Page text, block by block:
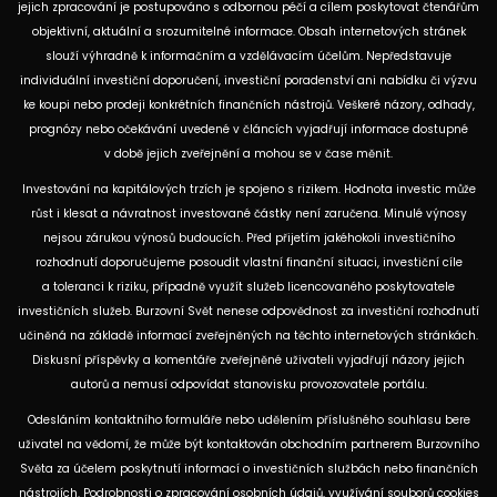
jejich zpracování je postupováno s odbornou péčí a cílem poskytovat čtenářům
objektivní, aktuální a srozumitelné informace. Obsah internetových stránek
slouží výhradně k informačním a vzdělávacím účelům. Nepředstavuje
individuální investiční doporučení, investiční poradenství ani nabídku či výzvu
ke koupi nebo prodeji konkrétních finančních nástrojů. Veškeré názory, odhady,
prognózy nebo očekávání uvedené v článcích vyjadřují informace dostupné
v době jejich zveřejnění a mohou se v čase měnit.
Investování na kapitálových trzích je spojeno s rizikem. Hodnota investic může
růst i klesat a návratnost investované částky není zaručena. Minulé výnosy
nejsou zárukou výnosů budoucích. Před přijetím jakéhokoli investičního
rozhodnutí doporučujeme posoudit vlastní finanční situaci, investiční cíle
a toleranci k riziku, případně využít služeb licencovaného poskytovatele
investičních služeb. Burzovní Svět nenese odpovědnost za investiční rozhodnutí
učiněná na základě informací zveřejněných na těchto internetových stránkách.
Diskusní příspěvky a komentáře zveřejněné uživateli vyjadřují názory jejich
autorů a nemusí odpovídat stanovisku provozovatele portálu.
Odesláním kontaktního formuláře nebo udělením příslušného souhlasu bere
uživatel na vědomí, že může být kontaktován obchodním partnerem Burzovního
Světa za účelem poskytnutí informací o investičních službách nebo finančních
nástrojích. Podrobnosti o zpracování osobních údajů, využívání souborů cookies